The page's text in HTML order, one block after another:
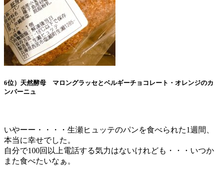
6位）天然酵母 マロングラッセとベルギーチョコレート・オレンジのカ
ンパーニュ
いやーー・・・・生瀬ヒュッテのパンを食べられた1週間、
本当に幸せでした。
自分で100回以上電話する気力はないけれども・・・いつか
また食べたいなぁ。